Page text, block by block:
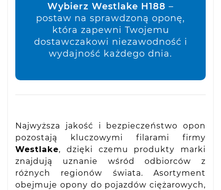
Wybierz Westlake H188 –
postaw na sprawdzoną oponę,
która zapewni Twojemu
dostawczakowi niezawodność i
wydajność każdego dnia.
Najwyższa jakość i bezpieczeństwo opon
pozostają kluczowymi filarami firmy
Westlake, dzięki czemu produkty marki
znajdują uznanie wśród odbiorców z
różnych regionów świata. Asortyment
obejmuje opony do pojazdów ciężarowych,